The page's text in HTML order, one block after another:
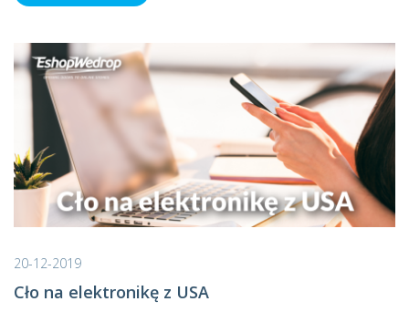
20-12-2019
Cło na elektronikę z USA